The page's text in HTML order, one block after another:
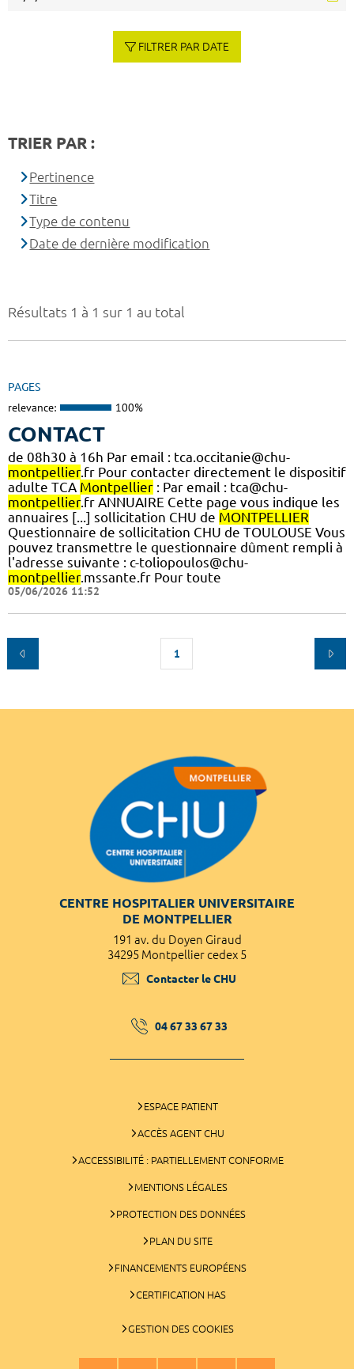
Résultats 1 à 1 sur 1 au total
PAGES
relevance: 100%
CONTACT
de 08h30 à 16h Par email : tca.occitanie@chu-
montpellier.fr Pour contacter directement le dispositif
adulte TCA Montpellier : Par email : tca@chu-
montpellier.fr ANNUAIRE Cette page vous indique les
annuaires [...] sollicitation CHU de MONTPELLIER
Questionnaire de sollicitation CHU de TOULOUSE Vous
pouvez transmettre le questionnaire dûment rempli à
l'adresse suivante : c-toliopoulos@chu-
montpellier.mssante.fr Pour toute
05/06/2026 11:52
1
FILTRER PAR DATE
TRIER PAR :
Pertinence
Titre
Type de contenu
Date de dernière modification
CENTRE HOSPITALIER UNIVERSITAIRE
DE MONTPELLIER
191 av. du Doyen Giraud
34295 Montpellier cedex 5
Contacter le CHU
04 67 33 67 33
ESPACE PATIENT
ACCÈS AGENT CHU
ACCESSIBILITÉ : PARTIELLEMENT CONFORME
MENTIONS LÉGALES
PROTECTION DES DONNÉES
PLAN DU SITE
FINANCEMENTS EUROPÉENS
CERTIFICATION HAS
GESTION DES COOKIES